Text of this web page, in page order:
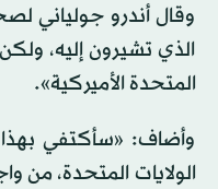
وقال أندرو جولياني
الذي تشيرون إليه،
المتحدة الأميركية».
وأضاف: «سأكتفي
الولايات المتحدة، من